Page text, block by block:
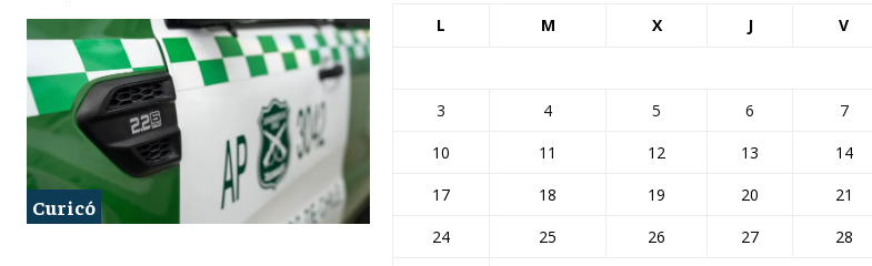
Curicó
L M X J V
3
4 5 6 7
10
11 12 13 14
17
18 19 20 21
24
25 26 27 28